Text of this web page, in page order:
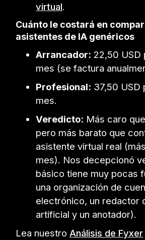
virtual.
Cuánto le costará en
asistentes de IA genéricos
Arrancador: 22,50 USD
mes (se factura
Profesional: 37,50 USD
mes.
Veredicto: Más caro
pero más barato que
asistente virtual real
mes). Nos decepcionó
básico tiene muy pocas
una organización de
electrónico, un redactor
artificial y un anotador).
Lea nuestroAnálisis de Fyxer